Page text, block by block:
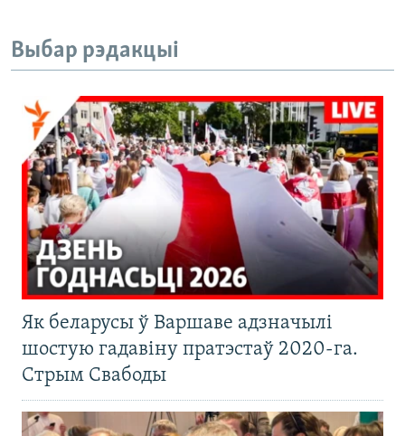
Выбар рэдакцыі
Як беларусы ў Варшаве адзначылі
шостую гадавіну пратэстаў 2020-га.
Стрым Свабоды